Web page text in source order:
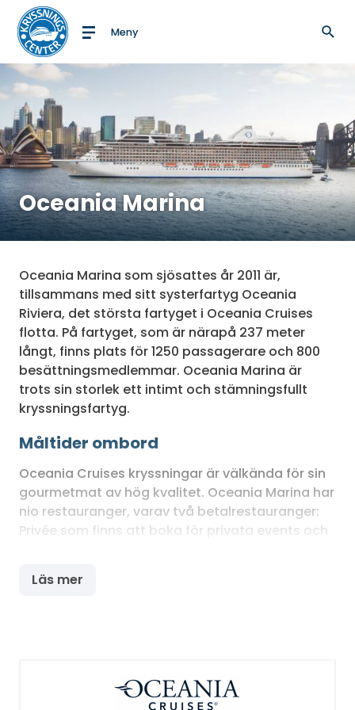
Till startsidan
Meny
Oceania Marina
Oceania Marina som sjösattes år 2011 är,
tillsammans med sitt systerfartyg Oceania
Riviera, det största fartyget i Oceania Cruises
flotta. På fartyget, som är närapå 237 meter
långt, finns plats för 1250 passagerare och 800
besättningsmedlemmar. Oceania Marina är
trots sin storlek ett intimt och stämningsfullt
kryssningsfartyg.
Måltider ombord
Oceania Cruises kryssningar är välkända för sin
gourmetmat av hög kvalitet. Oceania Marina har
nio restauranger, varav två betalrestauranger:
Privée som finns att boka för privata events och
kan du äta utan extra kostnad under hela
Jacques Pépins signaturrestaurang samt en
avslappnad poolrestaurang. Dessutom finns
Läs mer